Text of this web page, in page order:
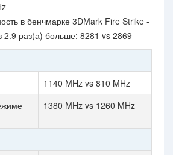
в бенчмарке 3DMark Fire Strike -
2.9 раз(а) больше: 8281 vs 2869
1140 MHz vs 810 MHz
1380 MHz vs 1260 MHz